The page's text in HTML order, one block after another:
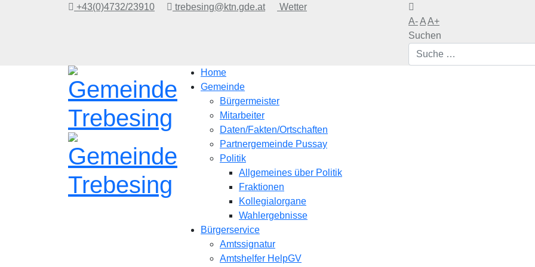
+43(0)4732/23910 trebesing@ktn.gde.at
Wetter
A-AA+
Suchen
Home
Gemeinde
Bürgermeister
Mitarbeiter
Daten/Fakten/Ortschaften
Partnergemeinde Pussay
Politik
Allgemeines über Politik
Fraktionen
Kollegialorgane
Wahlergebnisse
Bürgerservice
Amtssignatur
Amtshelfer HelpGV